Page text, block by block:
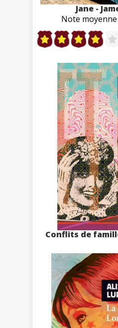
Jane -
Note moyenne
Conflits de